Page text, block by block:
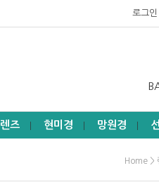
로그인
렌즈 현미경 망원경
Home >